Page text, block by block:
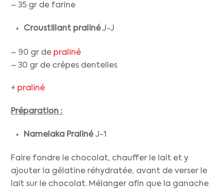
– 35 gr de farine
Croustillant pralinéJ-J
– 90 gr de praliné
– 30 gr de crêpes dentelles
+ praliné
Préparation :
Namelaka PralinéJ-1
Faire fondre le chocolat, chauffer le lait et y
ajouter la gélatine réhydratée, avant de verser le
lait sur le chocolat. Mélanger afin que la ganache